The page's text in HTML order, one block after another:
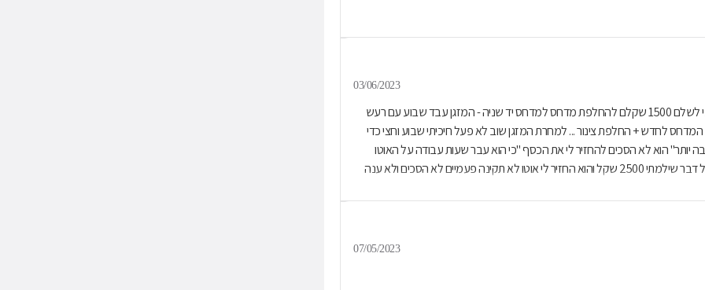
03/06/2023
הלכתי אצל מיכאל מוסך כדי לתקן המזגן שלי - אחרי בדיקה הוא ביקש ממני לשלם 1500 שקלם להחלפת מדחס למדחס יד שניה - המזגן עבד שבוע עם רעש
ממני 1000שקל נוסף כדי להחליף המדחס לחדש + החלפת צינור ... למחרת המזגן שוב לא פעל חיכיתי שבוע וחצי כדי
שהוא יקבל אותי שוב ואז אמר לי שהבעיה "הרבה יותר רציני וצריך לשלם הרבה יותר" הוא לא הסכים להחזיר לי את הכסף "כי הוא עבר שעות עבודה על האוטו
שלי" ביקשתי ממנו שהוא יחזיר לי לפחות חצי מהכסף ששילמתי כי בסופו של דבר שילמתי 2500 שקל והוא החזיר לי אוטו לא תקינה פעמיים לא הסכים ולא ענה
07/05/2023